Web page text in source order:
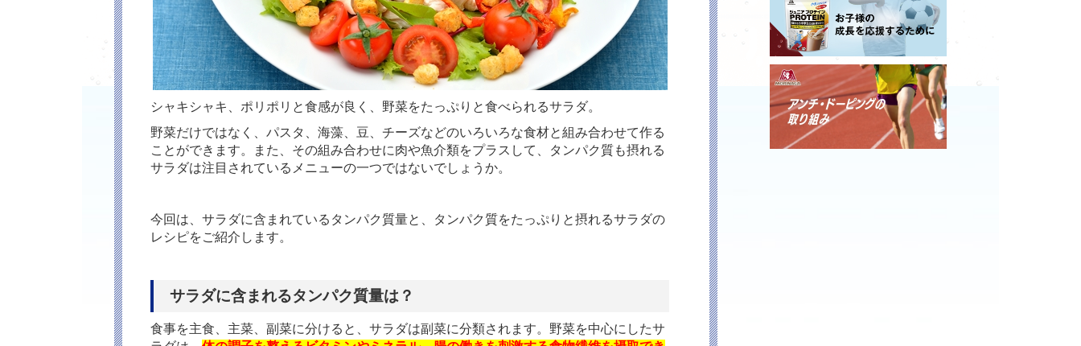
シャキシャキ、ポリポリと食感が良く、野菜をたっぷりと食べられるサラダ。
野菜だけではなく、パスタ、海藻、豆、チーズなどのいろいろな食材と組み合わせて作る
ことができます。また、その組み合わせに肉や魚介類をプラスして、タンパク質も摂れる
サラダは注目されているメニューの一つではないでしょうか。
今回は、サラダに含まれているタンパク質量と、タンパク質をたっぷりと摂れるサラダの
レシピをご紹介します。
サラダに含まれるタンパク質量は？
食事を主食、主菜、副菜に分けると、サラダは副菜に分類されます。野菜を中心にしたサ